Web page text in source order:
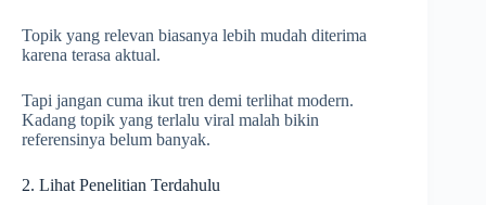
Topik yang relevan biasanya lebih mudah diterima
karena terasa aktual.
Tapi jangan cuma ikut tren demi terlihat modern.
Kadang topik yang terlalu viral malah bikin
referensinya belum banyak.
2. Lihat Penelitian Terdahulu